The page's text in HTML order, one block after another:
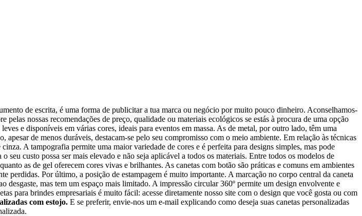
de escrita, é uma forma de publicitar a tua marca ou negócio por muito pouco dinheiro. Aconselhamos-
nossas recomendações de preço, qualidade ou materiais ecológicos se estás à procura de uma opção
e disponíveis em várias cores, ideais para eventos em massa. As de metal, por outro lado, têm uma
apesar de menos duráveis, destacam-se pelo seu compromisso com o meio ambiente. Em relação às técnicas
A tampografia permite uma maior variedade de cores e é perfeita para designs simples, mas pode
seu custo possa ser mais elevado e não seja aplicável a todos os materiais. Entre todos os modelos de
as de gel oferecem cores vivas e brilhantes. As canetas com botão são práticas e comuns em ambientes
perdidas. Por último, a posição de estampagem é muito importante. A marcação no corpo central da caneta
desgaste, mas tem um espaço mais limitado. A impressão circular 360º permite um design envolvente e
para brindes empresariais é muito fácil: acesse diretamente nosso site com o design que você gosta ou com
com estojo. E se preferir, envie-nos um e-mail explicando como deseja suas canetas personalizadas